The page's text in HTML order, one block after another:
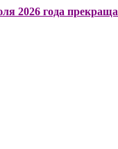
года прекращают